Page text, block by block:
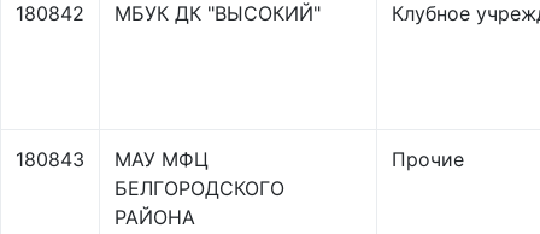
180842 МБУК ДК "ВЫСОКИЙ" Клубное
180843
МАУ МФЦ
БЕЛГОРОДСКОГО
РАЙОНА
Прочие